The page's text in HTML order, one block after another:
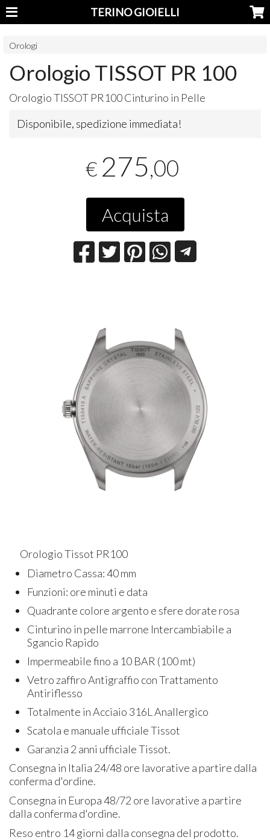
TERINO GIOIELLI
Orologi
Orologio TISSOT PR 100
OrologioTISSOT PR100 Cinturino in Pelle
Disponibile, spedizione immediata!
€ 275,00
Acquista
Orologio Tissot PR100
Diametro Cassa: 40 mm
Funzioni: ore minuti e data
Quadrante colore argento e sfere dorate rosa
Cinturino in pelle marrone Intercambiabile a
Sgancio Rapido
Impermeabile fino a 10 BAR (100 mt)
Vetro zaffiro Antigraffio con Trattamento
Antiriflesso
Totalmente in Acciaio 316L Anallergico
Scatola e manuale ufficiale Tissot
Garanzia 2 anni ufficiale Tissot.
Consegna in Italia 24/48 ore lavorative a partire dalla
conferma d'ordine.
Consegna in Europa 48/72 ore lavorative a partire
dalla conferma d'ordine.
Reso entro 14 giorni dalla consegna del prodotto.